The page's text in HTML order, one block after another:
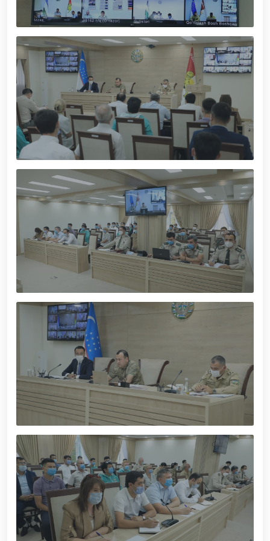
xizmat itlari ko‘rgazmasi tashkil etildi. // “Dog
biatloni” bellashuvining 6-respublika idoralararo
musobaqasi g'oliblari aniqlandi. // O‘zbekistonning
harbiy salohiyatini mustahkamlash: islohotlar va
ustuvor vazifalar.// Milliy gvardiya qo‘mondoni
Jamoat xavfsizligi universiteti bitiruvchi kursantlari
bilan uchrashdi.// 9-may — Xotira va qadrlash kuni
munosabati bilan Milliy gvardiya qoʻmondonligi
tomonidan poytaxtimizda istiqomat qiluvchi Ikkinchi
jahon urushi qatnashchilari va faxriylari holidan xabar
olindi. // “Uyg‘oq xotira” nomli teatrlashtirilgan
musiqiy konsert dasturi namoyish qilindi.// “Uch
avlod uchrashuvi” hamda “Bizning qahramonlar”
kitobining taqdimotiga bag‘ishlangan tadbir tashkil
etildi.// “Men G‘olib Run” yugurish musobaqasida
gvardiyachilar faxrli o'rinlarni egallashdi.//
Hamkorlikdagi profilaktik tadbirlar davom
ettirilmoqda. Xavfsiz muhitni ta’minlashga
qaratilgan chora-tadbirlar Milliy gvardiya
qo‘mondoni general-polkovnik B. Tashmatov
rahbarligida Yunusobod tumanida amalga oshirildi //
Buyuk davlat arbobi Sohibqiron Amir Temur
tavalludining 690 yilligi munosabati bilan,
O‘zbekiston Milliy kino san'ati saroyida Milliy
gvardiya tizimidagi yoshlar bilan uchrashuv bo‘lib
o‘tdi. // Bayram kunlarida xavfsizlik toʻliq taʼminlandi
// Navroʻz shukuhi: otliq paradlar tashkil etildi //
“Navroʻzni ulugʻlash – insonni ulugʻlashdir!” shiori
ostida bayram sayli // Askarlar kasb-hunar
sertifikatlariga ega boʻldi // Qahramonlar xotirasi
yod etildi // Strandja turnirida Milliy gvardiya harbiy
xizmatchisi Navbahor Hamidova oltin medalni qoʻlga
kiritdi. // Iroda Ismoilova «Sodiq xizmatlari uchun»
medali bilan taqdirlandi. // O‘zbekiston Qurolli
Kuchlarida kibersport, dron va robot texnologiyalari
yo‘nalishlari rivojlantiriladi // Andijon viloyatida
Respublika ishchi guruhining yoshlar bilan uchrashuvi
tadbirlari doirasida muddatdi harbiy xizmatchilarga
sertifikatlar topshirildi. // Milliy gvardiya
qo‘mondoni, general-polkovnik B.Tashmatov
poytaxtimizdagi manzilli ishlari davomida yoshlar
bilan uchrashib, ular bilan ochiq muloqot o‘tkazdi. //
Farg‘ona viloyatida jinoyat sodir etishga moyil
shaxslar yashash manzillarida tezkor tadbirlar